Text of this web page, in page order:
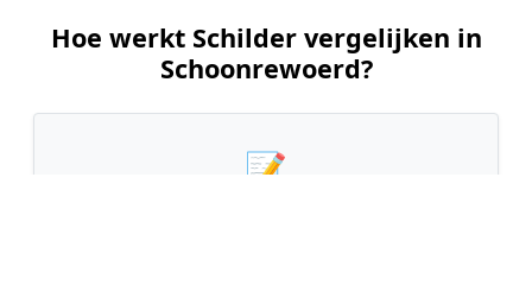
Hoe werkt Schilder vergelijken in
Schoonrewoerd?
📝